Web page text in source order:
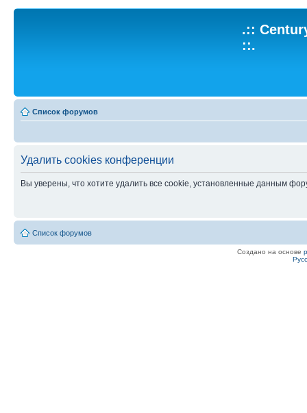
.::
::.
Список форумов
Удалить cookies конференции
Вы уверены, что хотите удалить все cookie, установленные данным
Список форумов
Создано на основе